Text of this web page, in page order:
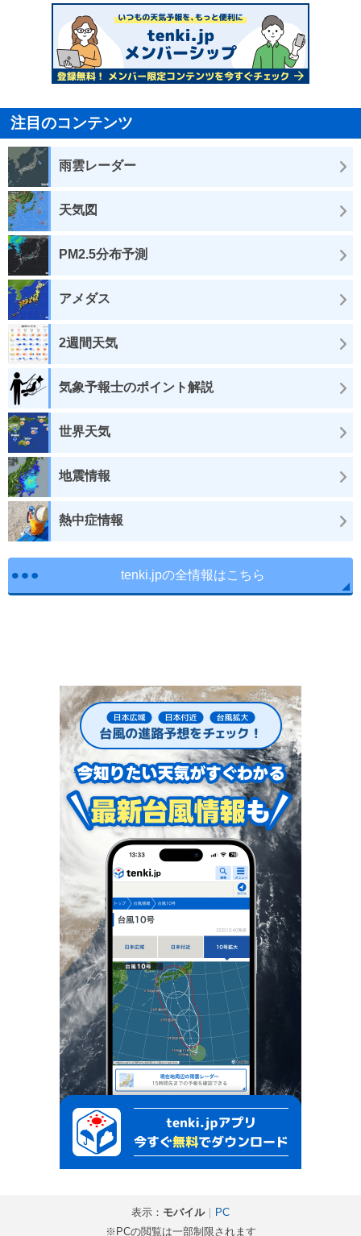
注目のコンテンツ
雨雲レーダー
天気図
PM2.5分布予測
アメダス
2週間天気
気象予報士のポイント解説
世界天気
地震情報
熱中症情報
tenki.jpの全情報はこちら
表示： モバイル｜ PC
※PCの閲覧は一部制限されます